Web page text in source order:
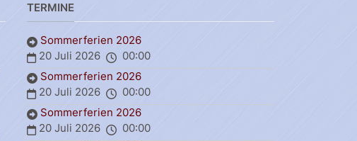
TERMINE
Sommerferien 2026
20 Juli 2026
00:00
Sommerferien 2026
20 Juli 2026
00:00
Sommerferien 2026
20 Juli 2026
00:00